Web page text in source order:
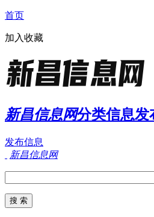
首页
加入收藏
新昌信息网分类信息发
发布信息
新昌信息网